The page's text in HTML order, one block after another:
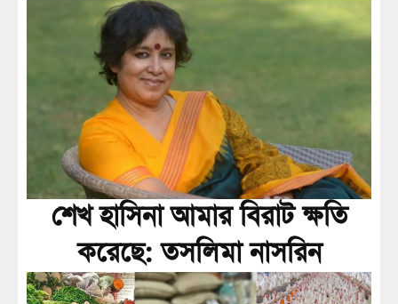
শেখ হাসিনা আমার বিরাট ক্ষতি
করেছে: তসলিমা নাসরিন